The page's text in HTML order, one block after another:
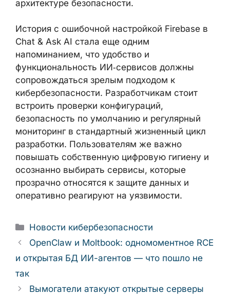
наглядно показывает, что даже популярные
допускать фундаментальные ошибки в
архитектуре безопасности.
История с ошибочной настройкой Firebase
в Chat & Ask AI стала еще одним
напоминанием, что удобство и
функциональность ИИ‑сервисов должны
сопровождаться зрелым подходом к
кибербезопасности. Разработчикам стоит
встроить проверки конфигураций,
безопасность по умолчанию и регулярный
мониторинг в стандартный жизненный цикл
разработки. Пользователям же важно
повышать собственную цифровую гигиену
прозрачно относятся к защите данных и
оперативно реагируют на уязвимости.
OpenClaw и Moltbook: одномоментное